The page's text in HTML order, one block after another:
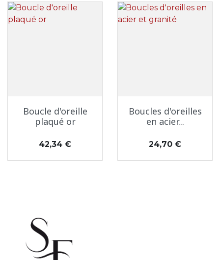
Boucle d'oreille
plaqué or
Prix
42,34 €
Boucles d'oreilles
en acier...
Prix
24,70 €